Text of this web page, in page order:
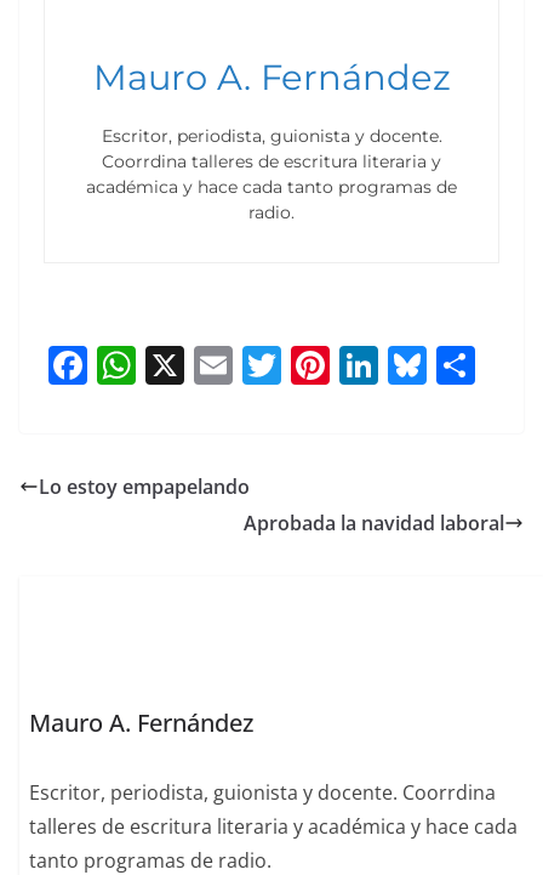
Mauro A. Fernández
Escritor, periodista, guionista y docente.
Coorrdina talleres de escritura literaria y
académica y hace cada tanto programas de
radio.
F
a
e
W
h
s
X E
m
l
T
w
Pi
nt
st
Li
n
dI
Bl
u
y
Lo estoy empapelando
Aprobada la navidad laboral
Mauro A. Fernández
Escritor, periodista, guionista y docente. Coorrdina
talleres de escritura literaria y académica y hace cada
tanto programas de radio.